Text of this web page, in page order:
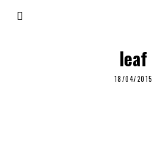
leaf
18/04/2015